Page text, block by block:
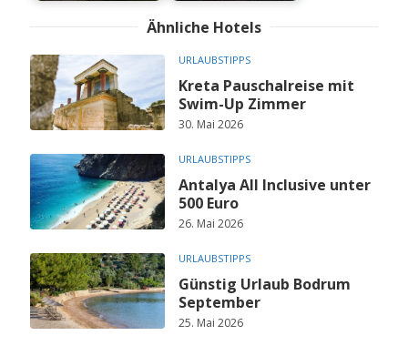
Ähnliche Hotels
URLAUBSTIPPS
Kreta Pauschalreise mit
Swim-Up Zimmer
30. Mai 2026
URLAUBSTIPPS
Antalya All Inclusive unter
500 Euro
26. Mai 2026
URLAUBSTIPPS
Günstig Urlaub Bodrum
September
25. Mai 2026